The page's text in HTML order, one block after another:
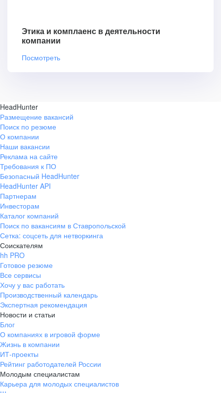
Этика и комплаенс в деятельности
компании
Посмотреть
HeadHunter
Размещение вакансий
Поиск по резюме
О компании
Наши вакансии
Реклама на сайте
Требования к ПО
Безопасный HeadHunter
HeadHunter API
Партнерам
Инвесторам
Каталог компаний
Поиск по вакансиям в Ставропольской
Сетка: соцсеть для нетворкинга
Соискателям
hh PRO
Готовое резюме
Все сервисы
Хочу у вас работать
Производственный календарь
Экспертная рекомендация
Новости и статьи
Блог
О компаниях в игровой форме
Жизнь в компании
ИТ-проекты
Рейтинг работодателей России
Молодым специалистам
Карьера для молодых специалистов